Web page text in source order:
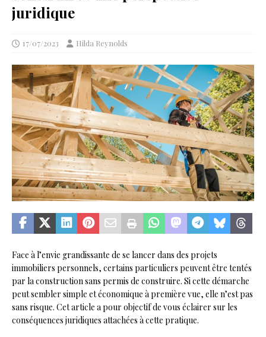
juridique
17/07/2023 Hilda Reynolds
Face à l’envie grandissante de se lancer dans des projets
immobiliers personnels, certains particuliers peuvent être tentés
par la construction sans permis de construire. Si cette démarche
peut sembler simple et économique à première vue, elle n’est pas
sans risque. Cet article a pour objectif de vous éclairer sur les
conséquences juridiques attachées à cette pratique.